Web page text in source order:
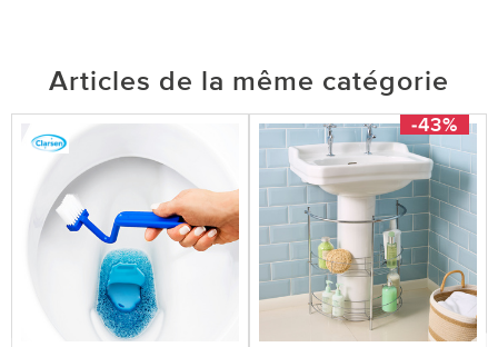
Articles de la même catégorie
-43%